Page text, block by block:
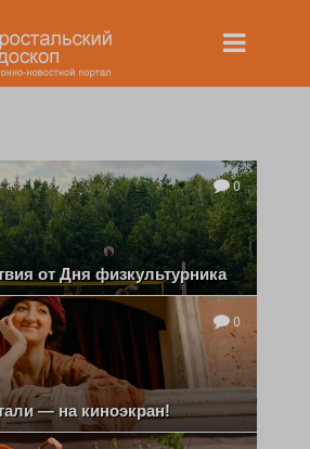
0
от Дня физкультурника
0
— на киноэкран!